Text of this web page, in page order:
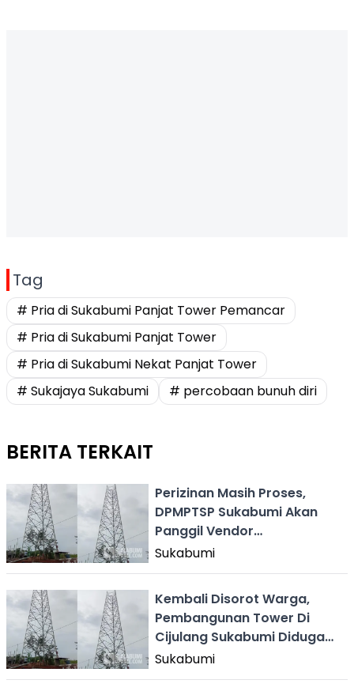
Tag
# Pria di Sukabumi Panjat Tower Pemancar
# Pria di Sukabumi Panjat Tower
# Pria di Sukabumi Nekat Panjat Tower
# Sukajaya Sukabumi
# percobaan bunuh diri
BERITA TERKAIT
Perizinan Masih Proses,
DPMPTSP Sukabumi Akan
Panggil Vendor
Pembangunan Tower di
Cijulang
Sukabumi
Kembali Disorot Warga,
Pembangunan Tower Di
Cijulang Sukabumi Diduga
Belum Kantongi Izin
Sukabumi